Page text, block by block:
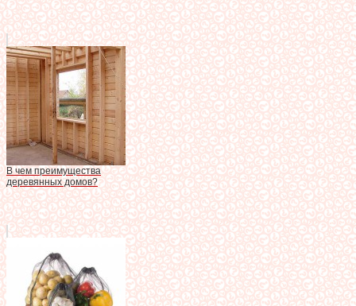
В чем преимущества
деревянных домов?